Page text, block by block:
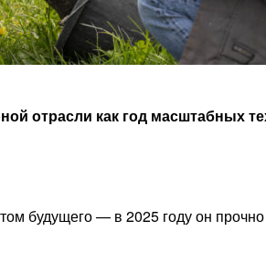
отрасли как год масштабных
будущего — в 2025 году он